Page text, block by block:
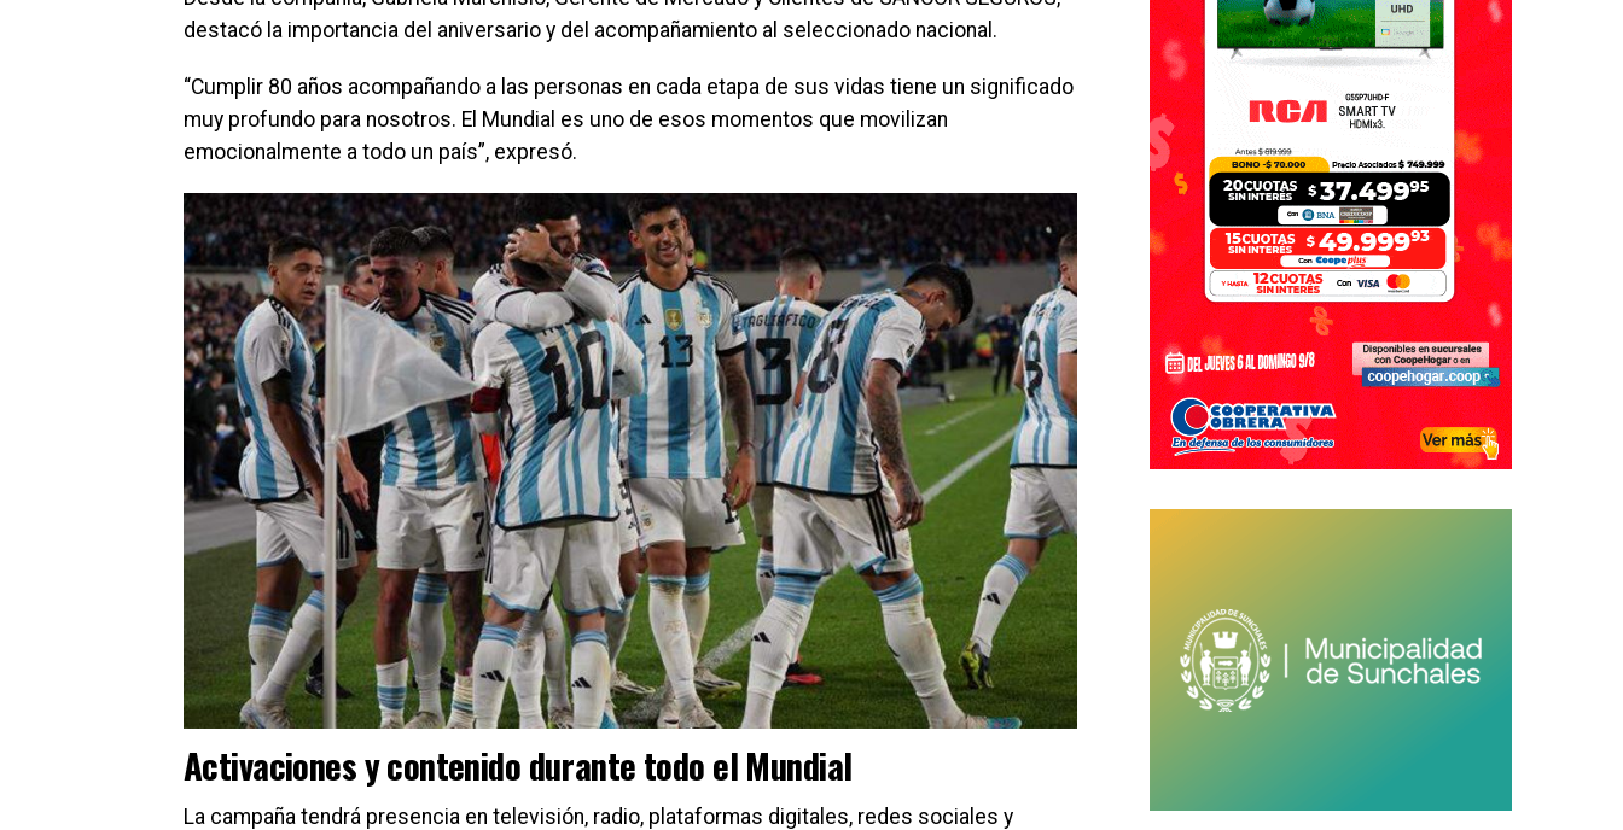
destacó la importancia del aniversario y del acompañamiento al seleccionado nacional.
“Cumplir 80 años acompañando a las personas en cada etapa de sus vidas tiene un significado
muy profundo para nosotros. El Mundial es uno de esos momentos que movilizan
emocionalmente a todo un país”, expresó.
Activaciones y contenido durante todo el Mundial
La campaña tendrá presencia en televisión, radio, plataformas digitales, redes sociales y